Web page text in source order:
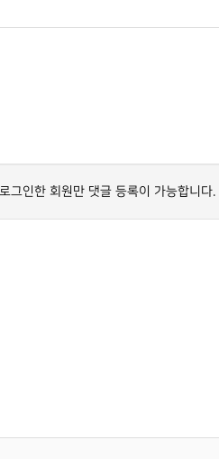
로그인한 회원만 댓글 등록이 가능합니다.